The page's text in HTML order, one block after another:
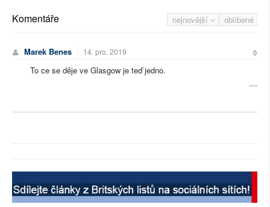
nejnovější oblíbené
Komentáře
Marek Benes 14. pro. 2019 0
To ce se děje ve Glasgow je teď jedno.